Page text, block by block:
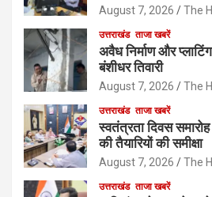
August 7, 2026 The
उत्तराखंड ताजा खबरें
अवैध निर्माण और
बंशीधर तिवारी
August 7, 2026 The
उत्तराखंड ताजा खबरें
स्वतंत्रता दिवस
की तैयारियों की समीक्षा
August 7, 2026 The
उत्तराखंड ताजा खबरें